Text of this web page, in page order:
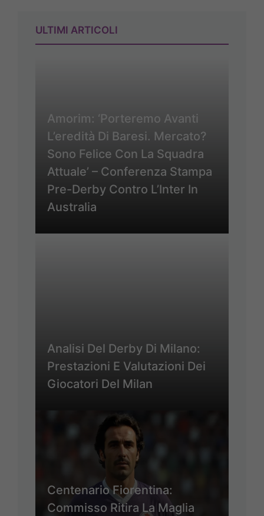
ULTIMI ARTICOLI
Amorim: ‘Porteremo Avanti
L’eredità Di Baresi. Mercato?
Sono Felice Con La Squadra
Attuale’ – Conferenza Stampa
Pre-Derby Contro L’Inter In
Australia
Analisi Del Derby Di Milano:
Prestazioni E Valutazioni Dei
Giocatori Del Milan
Centenario Fiorentina:
Commisso Ritira La Maglia